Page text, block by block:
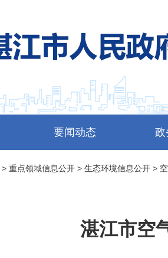
要闻动态 政
> 重点领域信息公开 > 生态环境信息公开 >
湛江市空